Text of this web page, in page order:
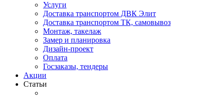
Услуги
Доставка транспортом ДВК Элит
Доставка транспортом ТК, самовывоз
Монтаж, такелаж
Замер и планировка
Дизайн-проект
Оплата
Госзаказы, тендеры
Акции
Статьи